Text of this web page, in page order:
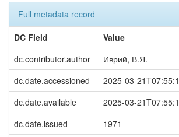
Full metadata record
DC Field
Value
dc.contributor.author
Иврий, В.Я.
dc.date.accessioned
2025-03-
dc.date.available
2025-03-
dc.date.issued
1971